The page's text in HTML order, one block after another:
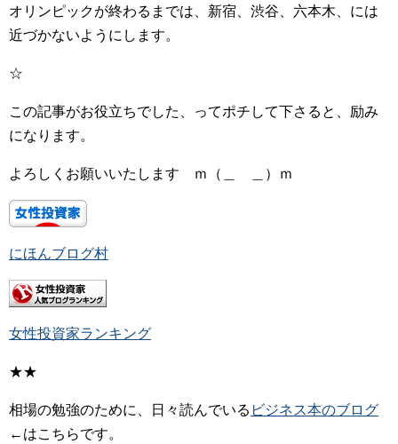
オリンピックが終わるまでは、新宿、渋谷、六本木、には
近づかないようにします。
☆
この記事がお役立ちでした、ってポチして下さると、励み
になります。
よろしくお願いいたします ｍ（＿ ＿）ｍ
にほんブログ村
女性投資家ランキング
★★
相場の勉強のために、日々読んでいる ビジネス本のブログ
←はこちらです。